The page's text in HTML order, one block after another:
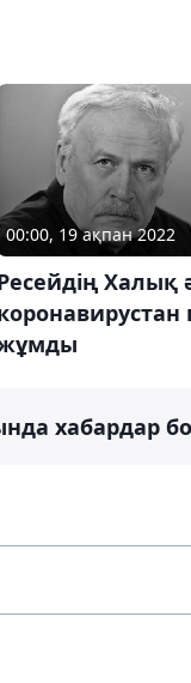
00:00, 19 ақпан 2022
Халық
хабардар